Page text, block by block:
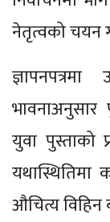
नेतृत्वको चयन
युवा पुस्ताको
यथास्थितिमा
औचित्य विहिन